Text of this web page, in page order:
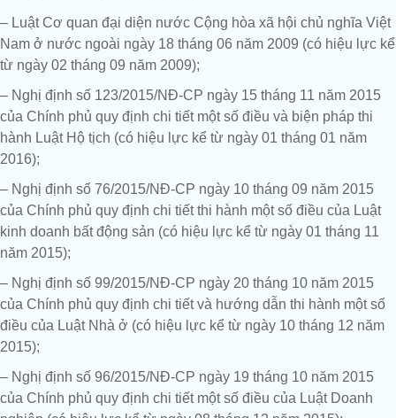
– Luật Cơ quan đại diện nước Cộng hòa xã hội chủ nghĩa Việt
Nam ở nước ngoài ngày 18 tháng 06 năm 2009 (có hiệu lực kể
từ ngày 02 tháng 09 năm 2009);
– Nghị định số 123/2015/NĐ-CP ngày 15 tháng 11 năm 2015
của Chính phủ quy định chi tiết một số điều và biện pháp thi
hành Luật Hộ tịch (có hiệu lực kể từ ngày 01 tháng 01 năm
2016);
– Nghị định số 76/2015/NĐ-CP ngày 10 tháng 09 năm 2015
của Chính phủ quy định chi tiết thi hành một số điều của Luật
kinh doanh bất động sản (có hiệu lực kể từ ngày 01 tháng 11
năm 2015);
– Nghị định số 99/2015/NĐ-CP ngày 20 tháng 10 năm 2015
của Chính phủ quy định chi tiết và hướng dẫn thi hành một số
điều của Luật Nhà ở (có hiệu lực kể từ ngày 10 tháng 12 năm
2015);
– Nghị định số 96/2015/NĐ-CP ngày 19 tháng 10 năm 2015
của Chính phủ quy định chi tiết một số điều của Luật Doanh